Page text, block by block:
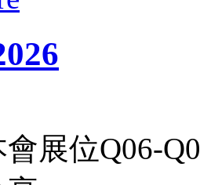
展位Q06-